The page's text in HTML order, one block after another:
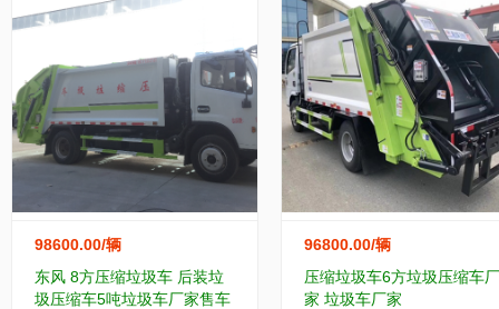
98600.00/辆
东风 8方压缩垃圾车 后装垃
圾压缩车5吨垃圾车厂家售车
96800.00/辆
压缩垃圾车6方垃圾压缩车厂
家 垃圾车厂家